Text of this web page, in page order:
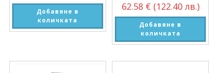
Добавяне в
количката
62.58 € (122.40 лв.)
Добавяне в
количката